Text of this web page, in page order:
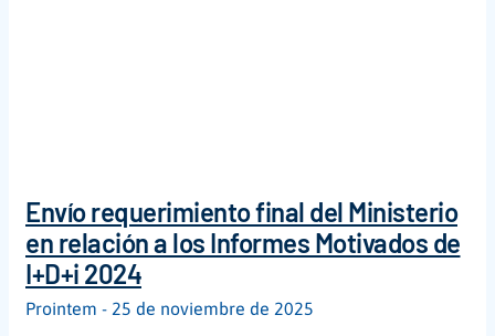
Envío requerimiento final del Ministerio
en relación a los Informes Motivados de
I+D+i 2024
Prointem
25 de noviembre de 2025